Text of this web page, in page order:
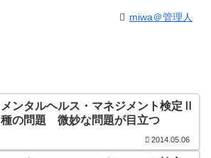
miwa＠管理人
メンタルヘルス・マネジメント検定Ⅱ
種の問題 微妙な問題が目立つ
2014.05.06